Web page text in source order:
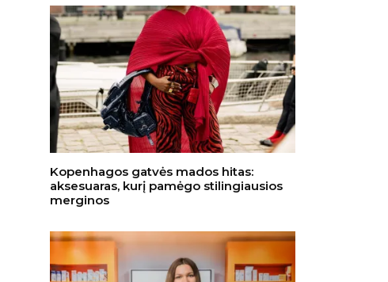
Kopenhagos gatvės mados hitas:
aksesuaras, kurį pamėgo stilingiausios
merginos